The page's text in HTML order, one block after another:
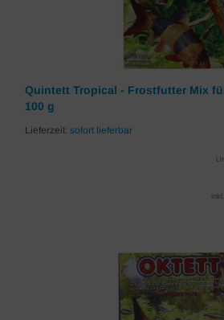
Quintett Tropical - Frostfutter Mix
100 g
Lieferzeit: sofort lieferbar